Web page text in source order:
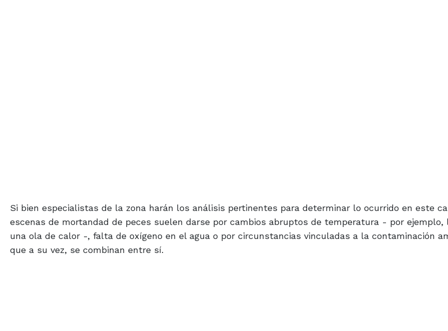
Si bien especialistas de la zona harán los análisis pertinentes para determinar lo ocurrido en este
escenas de mortandad de peces suelen darse por cambios abruptos de temperatura - por ejemplo,
una ola de calor -, falta de oxígeno en el agua o por circunstancias vinculadas a la contaminación
que a su vez, se combinan entre sí.